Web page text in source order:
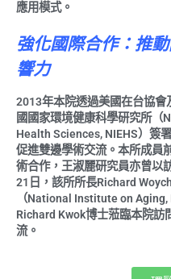
應用模式。
強化國際合作：推
響力
2013年本院透過美國在台協
國國家環境健康科學研究所
Health Sciences, NIEHS）簽
促進雙邊學術交流。本所成員
術合作，王淑麗研究員亦曾以
21日，該所所長Richard
（National Institute on
Richard Kwok博士蒞臨本院訪
流。